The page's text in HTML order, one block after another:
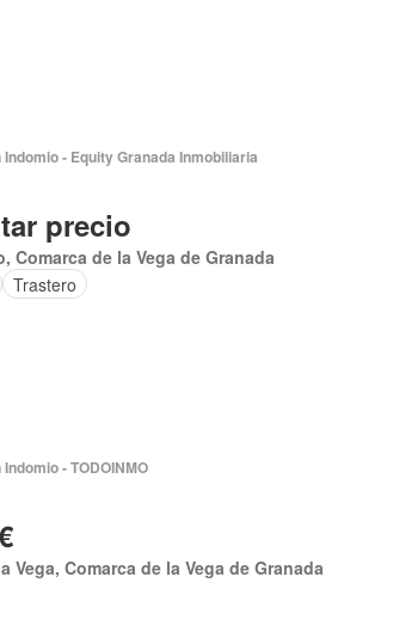
Indomio - Equity Granada Inmobiliaria
precio
Comarca de la Vega de Granada
Trastero
- TODOINMO
Vega, Comarca de la Vega de Granada